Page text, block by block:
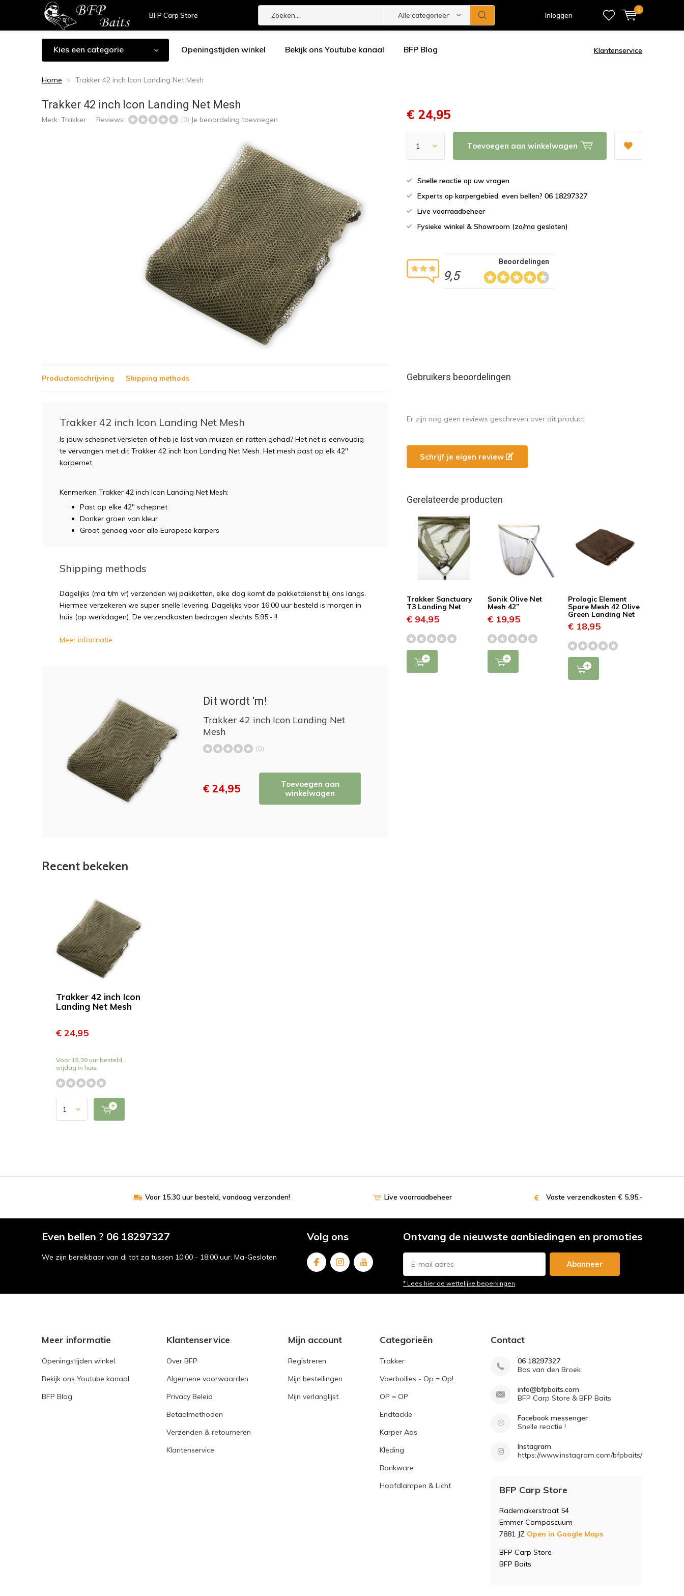
BFP Carp Store Alle categorieën Inloggen
0
Kies een categorie Openingstijden winkel Bekijk ons Youtube kanaal BFP Blog Klantenservice
Home Trakker 42 inch Icon Landing Net Mesh
Trakker 42 inch Icon Landing Net Mesh
Merk: Trakker Reviews: (0) Je beoordeling toevoegen € 24,95
Toevoegen aan winkelwagen
Snelle reactie op uw vragen
Experts op karpergebied, even bellen? 06 18297327
Live voorraadbeheer
Fysieke winkel & Showroom (zo/ma gesloten)
9,5
Beoordelingen
Productomschrijving Shipping methods
Trakker 42 inch Icon Landing Net Mesh
Is jouw schepnet versleten of heb je last van muizen en ratten gehad? Het net is eenvoudig
te vervangen met dit Trakker 42 inch Icon Landing Net Mesh. Het mesh past op elk 42"
karpernet.
Kenmerken Trakker 42 inch Icon Landing Net Mesh:
Past op elke 42" schepnet
Donker groen van kleur
Groot genoeg voor alle Europese karpers
Shipping methods
Dagelijks (ma t/m vr) verzenden wij pakketten, elke dag komt de pakketdienst bij ons langs.
Hiermee verzekeren we super snelle levering. Dagelijks voor 16:00 uur besteld is morgen in
huis (op werkdagen). De verzendkosten bedragen slechts 5.95,- !!
Meer informatie
Dit wordt 'm!
Trakker 42 inch Icon Landing Net
Mesh
(0)
€ 24,95
Toevoegen aan
winkelwagen
Gebruikers beoordelingen
Er zijn nog geen reviews geschreven over dit product.
Schrijf je eigen review
Gerelateerde producten
Trakker Sanctuary
T3 Landing Net
€ 94,95
Sonik Olive Net
Mesh 42”
€ 19,95
Prologic Element
Spare Mesh 42 Olive
Green Landing Net
€ 18,95
Recent bekeken
Trakker 42 inch Icon
Landing Net Mesh
€ 24,95
Voor 15.30 uur besteld,
vrijdag in huis
Voor 15.30 uur besteld, vandaag verzonden! Live voorraadbeheer Vaste verzendkosten € 5,95,-
Even bellen ? 06 18297327
We zijn bereikbaar van di tot za tussen 10:00 - 18:00 uur. Ma-Gesloten
Volg ons Ontvang de nieuwste aanbiedingen en promoties
Abonneer
* Lees hier de wettelijke beperkingen
Meer informatie
Openingstijden winkel
Bekijk ons Youtube kanaal
BFP Blog
Klantenservice
Over BFP
Algemene voorwaarden
Privacy Beleid
Betaalmethoden
Verzenden & retourneren
Klantenservice
Mijn account
Registreren
Mijn bestellingen
Mijn verlanglijst
Categorieën
Trakker
Voerboilies - Op = Op!
OP = OP
Endtackle
Karper Aas
Kleding
Bankware
Hoofdlampen & Licht
Contact
06 18297327
Bas van den Broek
info@bfpbaits.com
BFP Carp Store & BFP Baits
Facebook messenger
Snelle reactie !
Instagram
https://www.instagram.com/bfpbaits/
BFP Carp Store
Rademakerstraat 54
Emmer Compascuum
7881 JZ Open in Google Maps
BFP Carp Store
BFP Baits